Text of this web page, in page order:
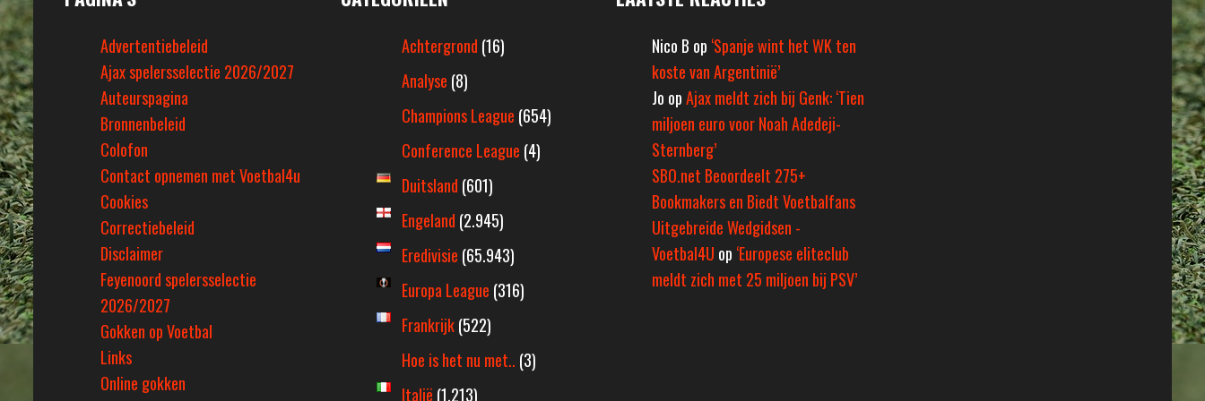
Advertentiebeleid
Ajax spelersselectie 2026/2027
Auteurspagina
Bronnenbeleid
Colofon
Contact opnemen met Voetbal4u
Cookies
Correctiebeleid
Disclaimer
Feyenoord spelersselectie
2026/2027
Gokken op Voetbal
Links
Online gokken
Achtergrond (16)
Analyse (8)
Champions League (654)
Conference League (4)
Duitsland (601)
Engeland (2.945)
Eredivisie (65.943)
Europa League (316)
Frankrijk(522)
Hoe is het nu met.. (3)
Italië (1.213)
Nico B op ‘Spanje wint het WK ten
koste van Argentinië’
Jo opAjax meldt zich bij Genk: ‘Tien
miljoen euro voor Noah Adedeji-
Sternberg’
SBO.net Beoordeelt 275+
Bookmakers en Biedt Voetbalfans
Uitgebreide Wedgidsen -
Voetbal4U op ‘Europese eliteclub
meldt zich met 25 miljoen bij PSV’